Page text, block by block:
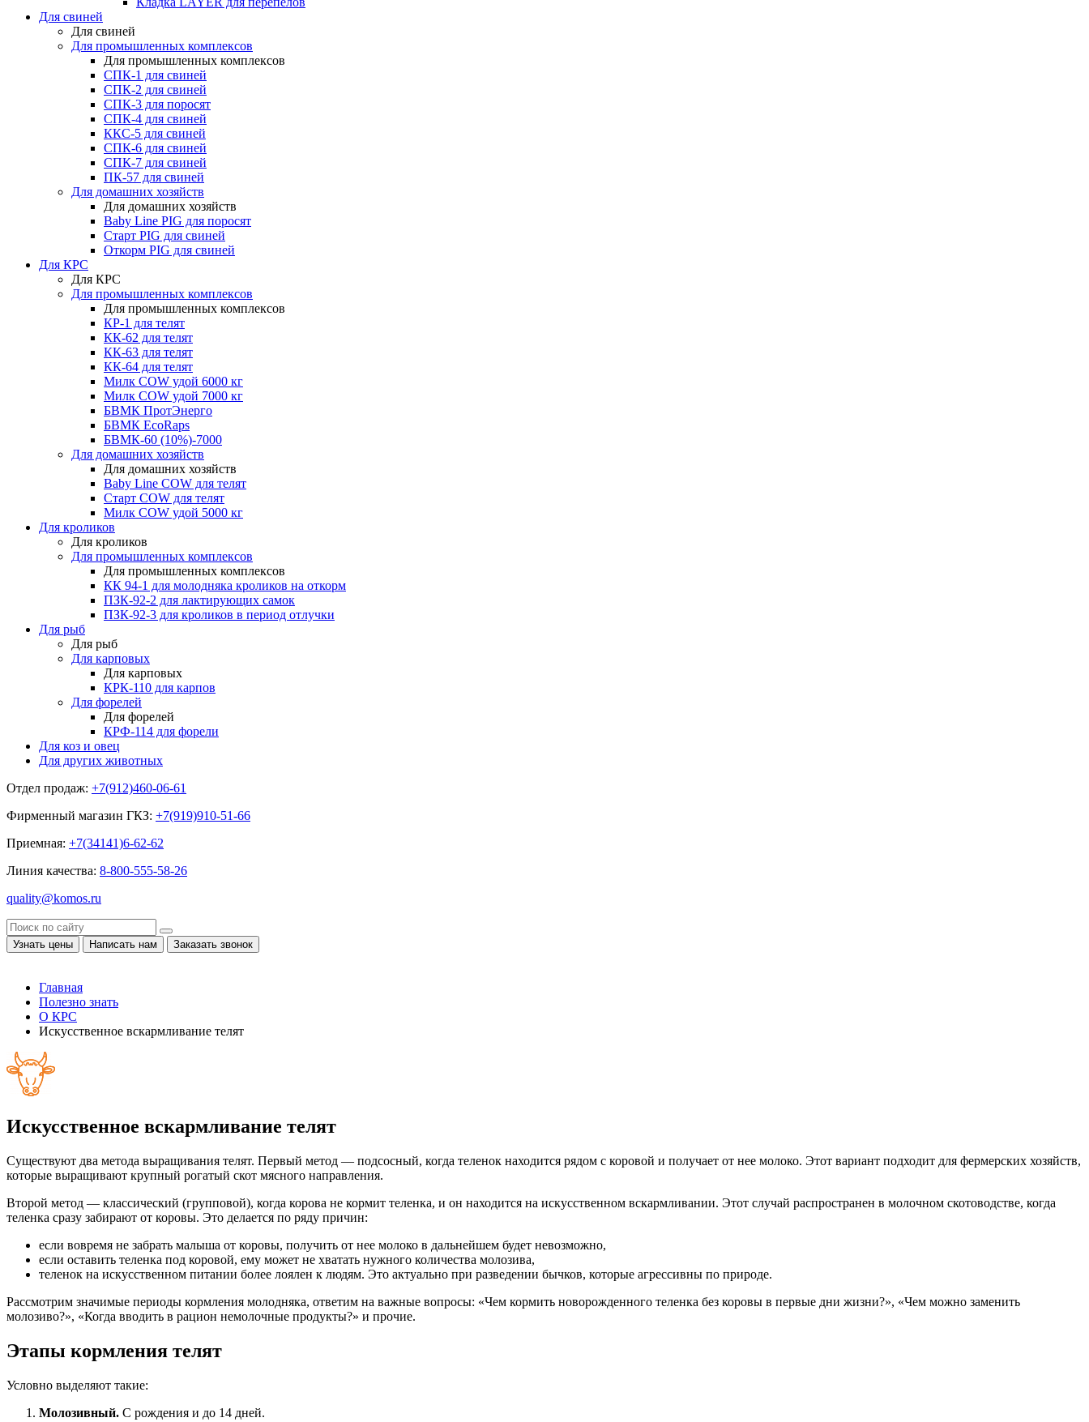
Для свиней
Для свиней
Для промышленных комплексов
Для промышленных комплексов
СПК-1 для свиней
СПК-2 для свиней
СПК-3 для поросят
СПК-4 для свиней
ККС-5 для свиней
СПК-6 для свиней
СПК-7 для свиней
ПК-57 для свиней
Для домашних хозяйств
Для домашних хозяйств
Baby Line PIG для поросят
Старт PIG для свиней
Откорм PIG для свиней
Для КРС
Для КРС
Для промышленных комплексов
Для промышленных комплексов
КР-1 для телят
КК-62 для телят
КК-63 для телят
КК-64 для телят
Милк COW удой 6000 кг
Милк COW удой 7000 кг
БВМК ПротЭнерго
БВМК EcoRaps
БВМК-60 (10%)-7000
Для домашних хозяйств
Для домашних хозяйств
Baby Line COW для телят
Старт COW для телят
Милк COW удой 5000 кг
Для кроликов
Для кроликов
Для промышленных комплексов
Для промышленных комплексов
КК 94-1 для молодняка кроликов на откорм
ПЗК-92-2 для лактирующих самок
ПЗК-92-3 для кроликов в период отлучки
Для рыб
Для рыб
Для карповых
Для карповых
КРК-110 для карпов
Для форелей
Для форелей
КРФ-114 для форели
Для коз и овец
Для других животных
Отдел продаж: +7(912)460-06-61
Фирменный магазин ГКЗ: +7(919)910-51-66
Приемная: +7(34141)6-62-62
Линия качества: 8-800-555-58-26
quality@komos.ru
Узнать цены Написать нам Заказать звонок
Главная
Полезно знать
О КРС
Искусственное вскармливание телят
Искусственное вскармливание телят
Существуют два метода выращивания телят. Первый метод — подсосный, когда теленок находится рядом с коровой и получает от нее молоко. Этот вариант подходит для фермерских хозяйств,
которые выращивают крупный рогатый скот мясного направления.
Второй метод — классический (групповой), когда корова не кормит теленка, и он находится на искусственном вскармливании. Этот случай распространен в молочном скотоводстве, когда
теленка сразу забирают от коровы. Это делается по ряду причин:
если вовремя не забрать малыша от коровы, получить от нее молоко в дальнейшем будет невозможно,
если оставить теленка под коровой, ему может не хватать нужного количества молозива,
теленок на искусственном питании более лоялен к людям. Это актуально при разведении бычков, которые агрессивны по природе.
Рассмотрим значимые периоды кормления молодняка, ответим на важные вопросы: «Чем кормить новорожденного теленка без коровы в первые дни жизни?», «Чем можно заменить
молозиво?», «Когда вводить в рацион немолочные продукты?» и прочие.
Этапы кормления телят
Условно выделяют такие:
Молозивный. С рождения и до 14 дней.